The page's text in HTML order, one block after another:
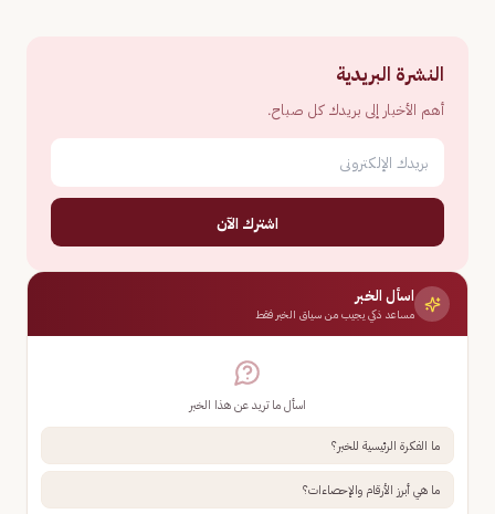
النشرة البريدية
أهم الأخبار إلى بريدك كل صباح.
اشترك الآن
اسأل الخبر
مساعد ذكي يجيب من سياق الخبر فقط
اسأل ما تريد عن هذا الخبر
ما الفكرة الرئيسية للخبر؟
ما هي أبرز الأرقام والإحصاءات؟